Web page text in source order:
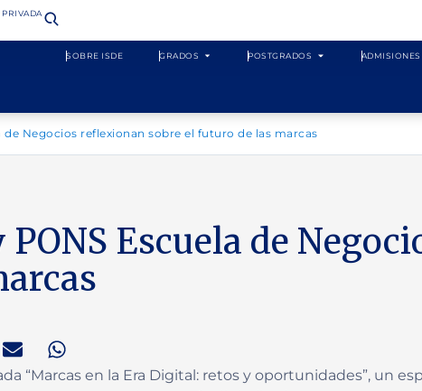
PRIVADA​
SOBRE ISDE GRADOS POSTGRADOS ADMISIONES
de Negocios reflexionan sobre el futuro de las marcas
PONS Escuela de
“Marcas en la Era Digital: retos y oportunidades”, un